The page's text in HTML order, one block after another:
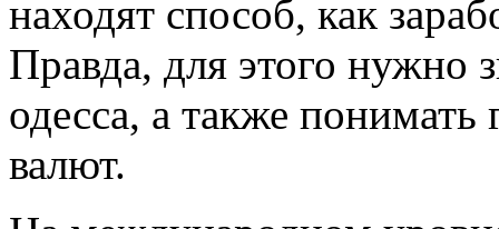
находят способ, как
Правда, для этого нужно
одесса, а также понимать
валют.